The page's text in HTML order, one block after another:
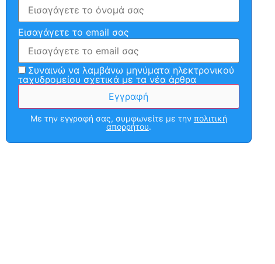
Εισαγάγετε το email σας
Συναινώ να λαμβάνω μηνύματα ηλεκτρονικού
ταχυδρομείου σχετικά με τα νέα άρθρα
Με την εγγραφή σας, συμφωνείτε με την πολιτική
απορρήτου.